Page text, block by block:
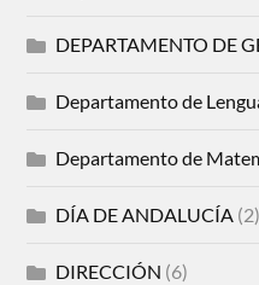
DEPARTAMENTO DE
Departamento de
Departamento de
DÍA DE ANDALUCÍA (2)
DIRECCIÓN (6)